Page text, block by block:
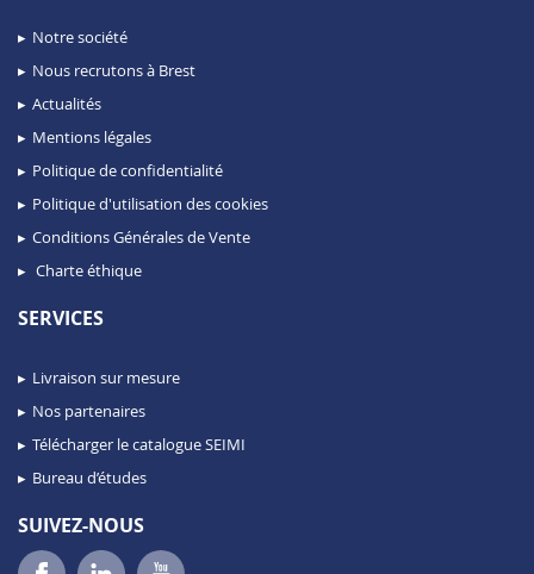
Notre société
Nous recrutons à Brest
Actualités
Mentions légales
Politique de confidentialité
Politique d'utilisation des cookies
Conditions Générales de Vente
Charte éthique
SERVICES
Livraison sur mesure
Nos partenaires
Télécharger le catalogue SEIMI
Bureau d’études
SUIVEZ-NOUS